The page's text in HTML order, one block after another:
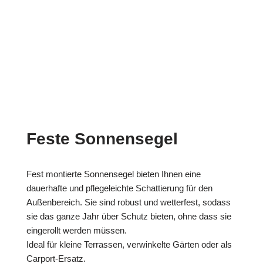
Feste Sonnensegel
Fest montierte Sonnensegel bieten Ihnen eine
dauerhafte und pflegeleichte Schattierung für den
Außenbereich. Sie sind robust und wetterfest, sodass
sie das ganze Jahr über Schutz bieten, ohne dass sie
eingerollt werden müssen.
Ideal für kleine Terrassen, verwinkelte Gärten oder als
Carport-Ersatz.